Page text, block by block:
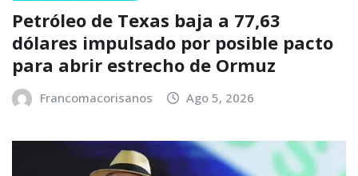
Petróleo de Texas baja a 77,63
dólares impulsado por posible pacto
para abrir estrecho de Ormuz
Francomacorisanos Ago 5, 2026